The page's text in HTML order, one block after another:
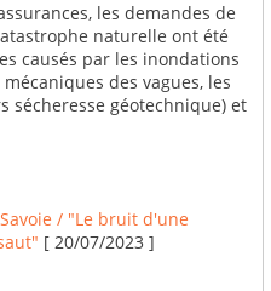
les demandes de
naturelle ont été
causés par les inondations
des vagues, les
sécheresse géotechnique) et
/ "Le bruit d'une
[ 20/07/2023 ]